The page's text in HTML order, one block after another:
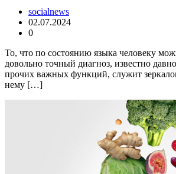
socialnews
02.07.2024
0
То, что по состоянию языка человеку
довольно точный диагноз, известно
прочих важных функций, служит
нему […]